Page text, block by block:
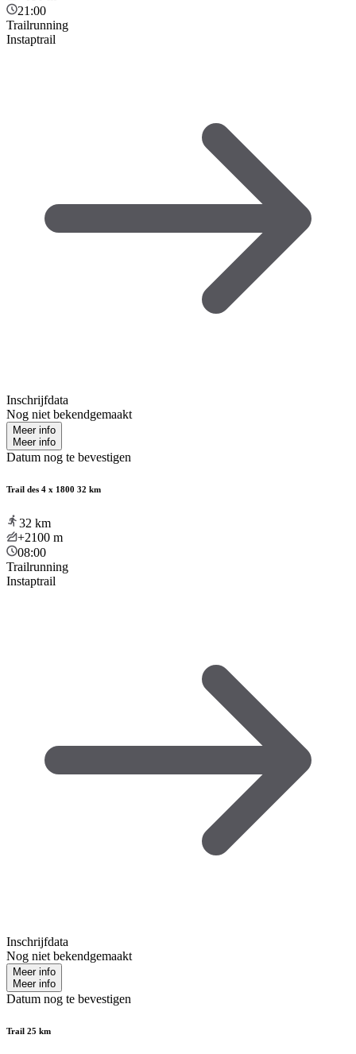
21:00
Trailrunning
Instaptrail
Inschrijfdata
Nog niet bekendgemaakt
Meer info
Meer info
Datum nog te bevestigen
Trail des 4 x 1800 32 km
32 km
+2100 m
08:00
Trailrunning
Instaptrail
Inschrijfdata
Nog niet bekendgemaakt
Meer info
Meer info
Datum nog te bevestigen
Trail 25 km